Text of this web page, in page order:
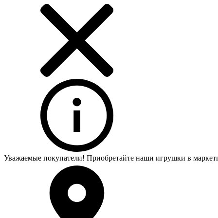
Уважаемые покупатели! Приобретайте наши игрушки в